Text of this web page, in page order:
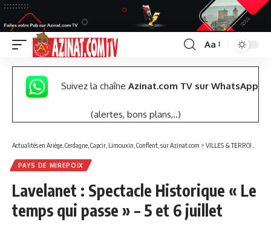
Font
Resizer
Aa
Suivez la chaîne Azinat.com TV sur WhatsApp
(alertes, bons plans,..)
Actualités en Ariège, Cerdagne, Capcir, Limouxin, Conflent, sur Azinat.com > VILLES & TERROIRS DES PYRÉNÉES EST
PAYS DE MIREPOIX
Lavelanet : Spectacle Historique « Le
temps qui passe » – 5 et 6 juillet